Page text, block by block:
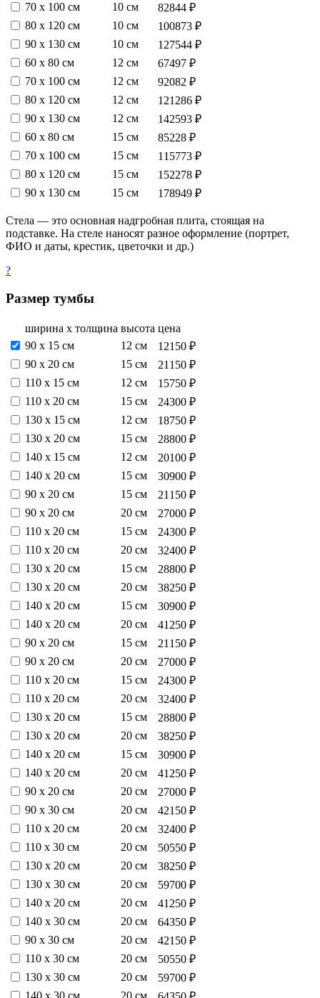
70 х 100 см
10 см
82844 ₽
80 х 120 см
10 см
100873 ₽
90 х 130 см
10 см
127544 ₽
60 х 80 см
12 см
67497 ₽
70 х 100 см
12 см
92082 ₽
80 х 120 см
12 см
121286 ₽
90 х 130 см
12 см
142593 ₽
60 х 80 см
15 см
85228 ₽
70 х 100 см
15 см
115773 ₽
80 х 120 см
15 см
152278 ₽
90 х 130 см
15 см 178949 ₽
Стела — это основная надгробная плита, стоящая на
подставке. На стеле наносят разное оформление (портрет,
ФИО и даты, крестик, цветочки и др.)
?
Размер тумбы
ширина х толщина высота цена
90 х 15 см
12 см
12150 ₽
90 х 20 см
15 см
21150 ₽
110 х 15 см
12 см
15750 ₽
110 х 20 см
15 см
24300 ₽
130 х 15 см
12 см
18750 ₽
130 х 20 см
15 см
28800 ₽
140 х 15 см
12 см
20100 ₽
140 х 20 см
15 см
30900 ₽
90 х 20 см
15 см
21150 ₽
90 х 20 см
20 см
27000 ₽
110 х 20 см
15 см
24300 ₽
110 х 20 см
20 см
32400 ₽
130 х 20 см
15 см
28800 ₽
130 х 20 см
20 см
38250 ₽
140 х 20 см
15 см
30900 ₽
140 х 20 см
20 см
41250 ₽
90 х 20 см
15 см
21150 ₽
90 х 20 см
20 см
27000 ₽
110 х 20 см
15 см
24300 ₽
110 х 20 см
20 см
32400 ₽
130 х 20 см
15 см
28800 ₽
130 х 20 см
20 см
38250 ₽
140 х 20 см
15 см
30900 ₽
140 х 20 см
20 см
41250 ₽
90 х 20 см
20 см
27000 ₽
90 х 30 см
20 см
42150 ₽
110 х 20 см
20 см
32400 ₽
110 х 30 см
20 см
50550 ₽
130 х 20 см
20 см
38250 ₽
130 х 30 см
20 см
59700 ₽
140 х 20 см
20 см
41250 ₽
140 х 30 см
20 см
64350 ₽
90 х 30 см
20 см
42150 ₽
110 х 30 см
20 см
50550 ₽
130 х 30 см
20 см
59700 ₽
140 х 30 см
20 см